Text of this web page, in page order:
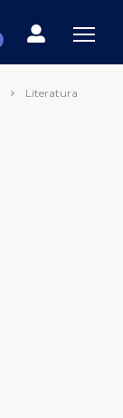
Literatura